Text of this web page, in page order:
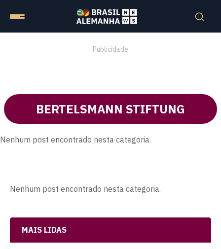
Publicidade
BERTELSMANN STIFTUNG
Nenhum post encontrado nesta categoria.
Nenhum post encontrado nesta categoria.
MAIS LIDAS